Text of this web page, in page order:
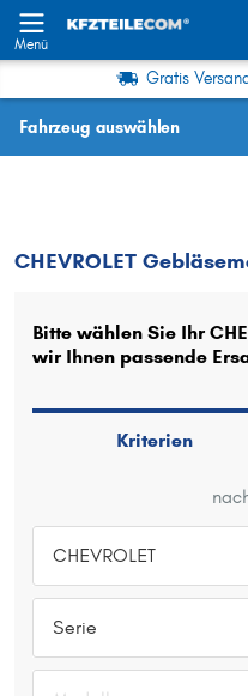
Menü
Gratis
Fahrzeug auswählen
Wo finde ich die?
Hersteller wählen
Typ wählen
CHEVROLET
Bitte wählen Sie Ihr
wir Ihnen passende
Kriterien
CHEVROLET
Serie